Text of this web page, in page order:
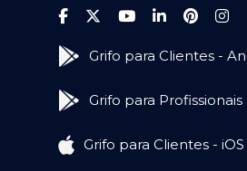
Grifo para Clientes -
Grifo para
Grifo para Clientes - iOS